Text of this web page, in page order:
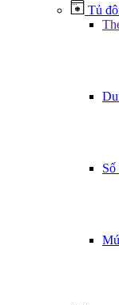
Tủ
Số